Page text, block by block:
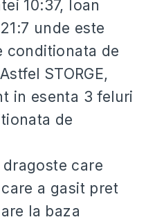
10:37, Ioan
unde este
conditionata de
STORGE,
in esenta 3 feluri
de
dragoste care
a gasit pret
la baza